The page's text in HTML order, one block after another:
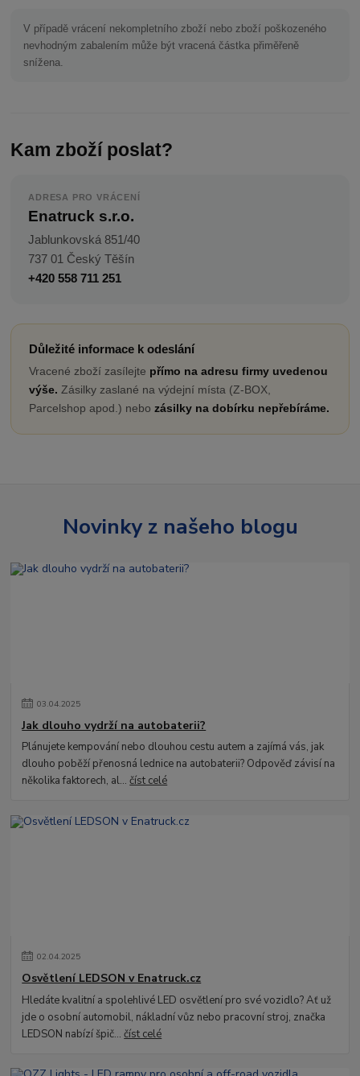
V případě vrácení nekompletního zboží nebo zboží poškozeného
nevhodným zabalením může být vracená částka přiměřeně
snížena.
Kam zboží poslat?
ADRESA PRO VRÁCENÍ
Enatruck s.r.o.
Jablunkovská 851/40
737 01 Český Těšín
+420 558 711 251
Důležité informace k odeslání
Vracené zboží zasílejte přímo na adresu firmy uvedenou
výše. Zásilky zaslané na výdejní místa (Z-BOX,
Parcelshop apod.) nebozásilky na dobírku nepřebíráme.
Novinky z našeho blogu
03.04.2025
Jak dlouho vydrží na autobaterii?
Plánujete kempování nebo dlouhou cestu autem a zajímá vás, jak
dlouho poběží přenosná lednice na autobaterii? Odpověď závisí na
několika faktorech, al...číst celé
02.04.2025
Osvětlení LEDSON v Enatruck.cz
Hledáte kvalitní a spolehlivé LED osvětlení pro své vozidlo? Ať už
jde o osobní automobil, nákladní vůz nebo pracovní stroj, značka
LEDSON nabízí špič...číst celé